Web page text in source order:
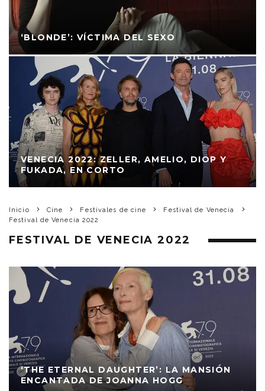
‘BLONDE’: VÍCTIMA DEL SEXO
VENECIA 2022: ZELLER, AMELIO, DIOP Y
FUKADA, EN CORTO
Inicio Cine Festivales de cine
Festival de Venecia
Festival de Venecia 2022
FESTIVAL DE VENECIA 2022
‘THE ETERNAL DAUGHTER’: LA MANSIÓN
ENCANTADA DE JOANNA HOGG